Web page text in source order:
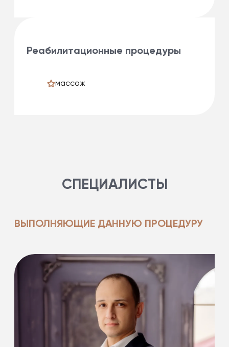
Реабилитационные процедуры
массаж
СПЕЦИАЛИСТЫ
ВЫПОЛНЯЮЩИЕ ДАННУЮ ПРОЦЕДУРУ